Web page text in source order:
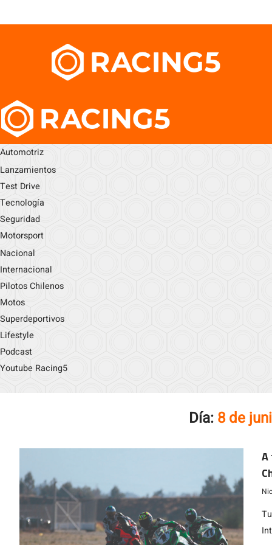
Automotriz
Lanzamientos
Test Drive
Tecnología
Seguridad
Motorsport
Nacional
Internacional
Pilotos Chilenos
Motos
Superdeportivos
Lifestyle
Podcast
Youtube Racing5
Día: 8 de
A